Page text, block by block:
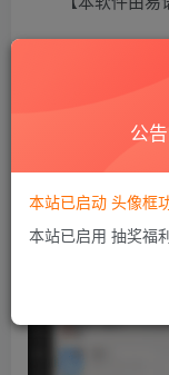
有些人可能
怕别人偷看
不存在的
公
本站已启动 头像框
本站已启用 抽奖福